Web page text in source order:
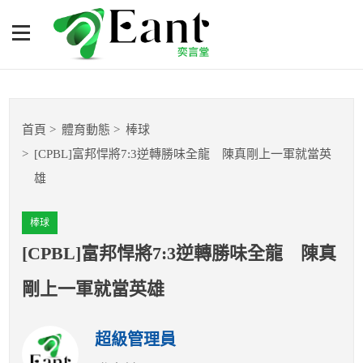
[CPBL]富邦悍將7:3逆轉勝
味全龍 陳真剛上一軍就當
籃球
棒球
球隊數據
首頁 體育動態
棒球
[CPBL]富邦悍將7:3逆轉勝味全龍 陳真剛上一軍就當英
雄
棒球
[CPBL]富邦悍將7:3逆轉勝味全龍 陳真
剛上一軍就當英雄
超級管理員